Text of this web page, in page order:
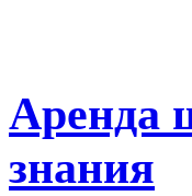
Аренда
знания